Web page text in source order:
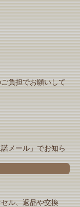
負担でお願いして
メール」でお知ら
ル、返品や交換